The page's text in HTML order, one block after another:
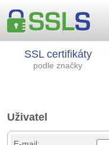
SSL certifikáty
podle značky
Uživatel